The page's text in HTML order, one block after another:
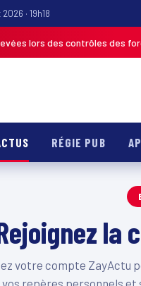
· 19h18
lors des contrôles des
RÉGIE PUB
la
votre compte ZayActu
vos repères personnels